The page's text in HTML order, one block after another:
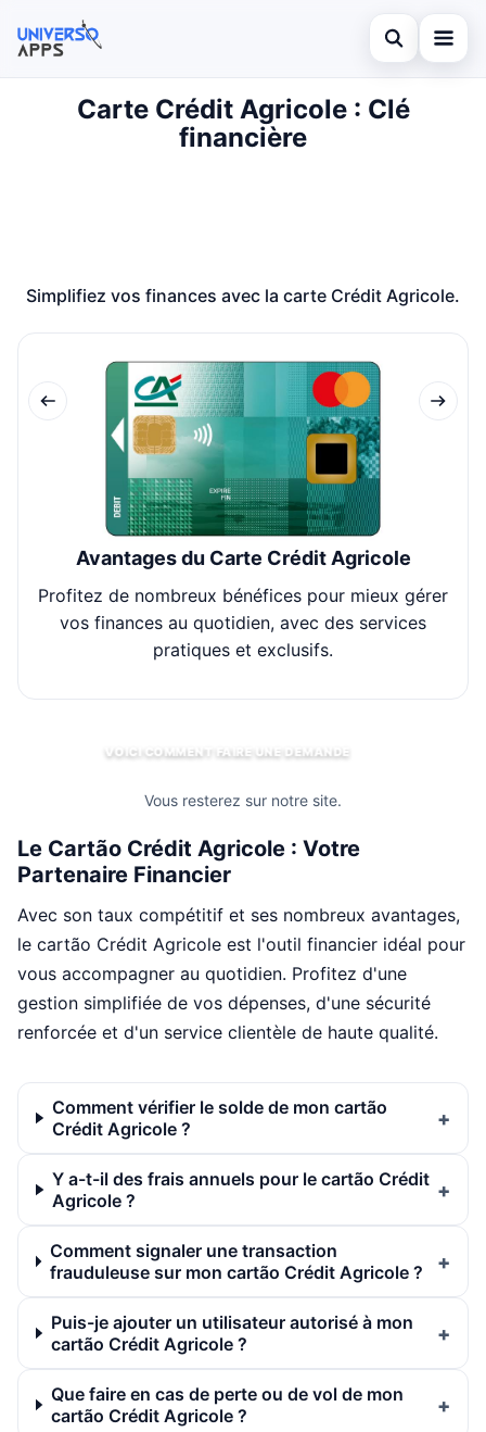
Ouvrir la
Cartes de crédit
Carte Crédit Agricole : Clé
financière
Simplifiez vos finances avec la carte Crédit Agricole.
Avantages du Carte Crédit Agricole
Profitez de nombreux bénéfices pour mieux gérer
vos finances au quotidien, avec des services
pratiques et exclusifs.
VOICI COMMENT FAIRE UNE DEMANDE
Vous resterez sur notre site.
Le Cartão Crédit Agricole : Votre
Partenaire Financier
Avec son taux compétitif et ses nombreux avantages,
le cartão Crédit Agricole est l'outil financier idéal pour
vous accompagner au quotidien. Profitez d'une
gestion simplifiée de vos dépenses, d'une sécurité
renforcée et d'un service clientèle de haute qualité.
Comment vérifier le solde de mon cartão
Crédit Agricole ?
Y a-t-il des frais annuels pour le cartão Crédit
Agricole ?
Comment signaler une transaction
frauduleuse sur mon cartão Crédit Agricole ?
Puis-je ajouter un utilisateur autorisé à mon
cartão Crédit Agricole ?
Que faire en cas de perte ou de vol de mon
cartão Crédit Agricole ?